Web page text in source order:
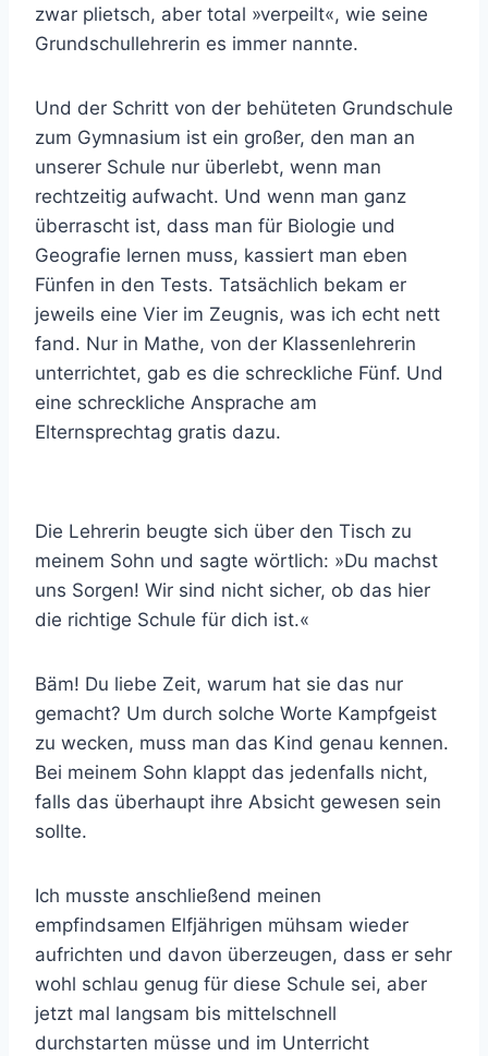
zwar plietsch, aber total »verpeilt«, wie seine
Grundschullehrerin es immer nannte.
Und der Schritt von der behüteten Grundschule
zum Gymnasium ist ein großer, den man an
unserer Schule nur überlebt, wenn man
rechtzeitig aufwacht. Und wenn man ganz
überrascht ist, dass man für Biologie und
Geografie lernen muss, kassiert man eben
Fünfen in den Tests. Tatsächlich bekam er
jeweils eine Vier im Zeugnis, was ich echt nett
fand. Nur in Mathe, von der Klassenlehrerin
unterrichtet, gab es die schreckliche Fünf. Und
eine schreckliche Ansprache am
Elternsprechtag gratis dazu.
Die Lehrerin beugte sich über den Tisch zu
meinem Sohn und sagte wörtlich: »Du machst
uns Sorgen! Wir sind nicht sicher, ob das hier
die richtige Schule für dich ist.«
Bäm! Du liebe Zeit, warum hat sie das nur
gemacht? Um durch solche Worte Kampfgeist
zu wecken, muss man das Kind genau kennen.
Bei meinem Sohn klappt das jedenfalls nicht,
falls das überhaupt ihre Absicht gewesen sein
sollte.
Ich musste anschließend meinen
empfindsamen Elfjährigen mühsam wieder
aufrichten und davon überzeugen, dass er sehr
wohl schlau genug für diese Schule sei, aber
jetzt mal langsam bis mittelschnell
durchstarten müsse und im Unterricht